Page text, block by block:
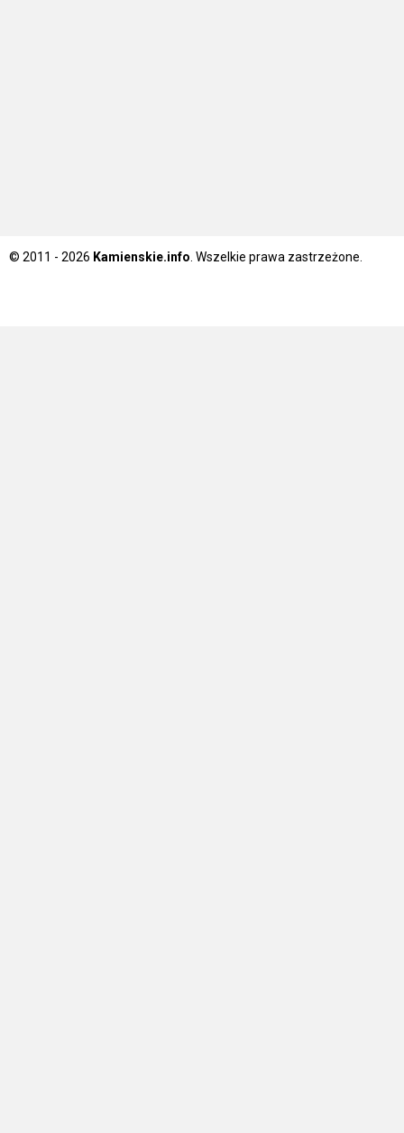
© 2011 - 2026 Kamienskie.info . Wszelkie prawa zastrzeżone.